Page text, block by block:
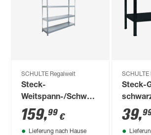
SCHULTE Regalwelt
Steck-
Weitspann-/Schwerlastregal
183 x 180 x 50 cm
159,99 €
Lieferung nach Hause
SCHULTE
Steck-
40 cm,
kg
39,